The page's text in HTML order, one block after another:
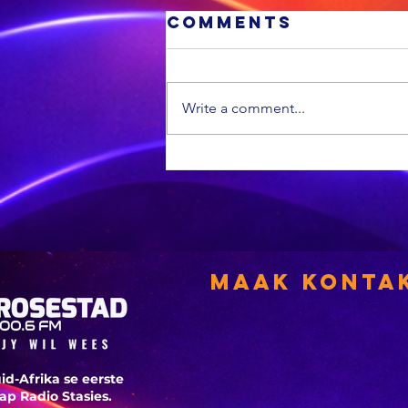
RUGBY: Die
behaal hul 12de
oorwinning
Comments
Write a comment...
Afrika se eerste
Radio Stasies.
Maak